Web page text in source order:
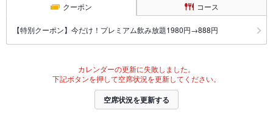
クーポン コース
【特別クーポン】今だけ！プレミアム飲み放題1980円→888円
カレンダーの更新に失敗しました。
下記ボタンを押して空席状況を更新してください。
空席状況を更新する